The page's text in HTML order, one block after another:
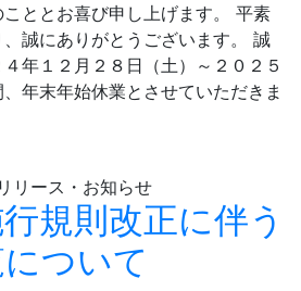
ととお喜び申し上げます。 平素
誠にありがとうございます。 誠
年１２月２８日（土）～２０２５
年末年始休業とさせていただきま
リース・お知らせ
規則改正に伴う
ついて